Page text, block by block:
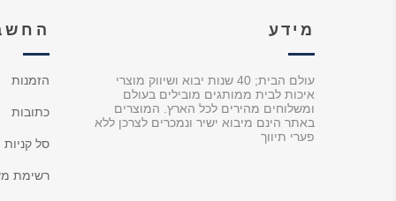
מידע
עולם הבית; 40 שנות יבוא ושיווק מוצרי
איכות לבית ממותגים מובילים בעולם
ומשלוחים מהירים לכל הארץ. המוצרים
באתר הינם מיבוא ישיר ונמכרים לצרכן ללא
פערי תיווך
הזמנות
כתובות
סל קניות
רשימת